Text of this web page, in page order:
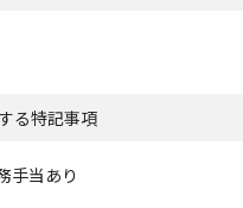
る特記事項
手当あり